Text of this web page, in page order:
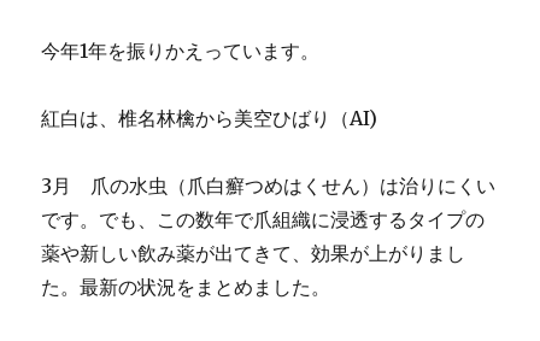
今年1年を振りかえっています。
紅白は、椎名林檎から美空ひばり（AI)
3月 爪の水虫（爪白癬つめはくせん）は治りにくい
です。でも、この数年で爪組織に浸透するタイプの
薬や新しい飲み薬が出てきて、効果が上がりまし
た。最新の状況をまとめました。